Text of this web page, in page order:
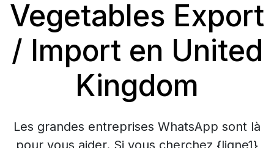
Vegetables Export
/ Import en United
Kingdom
Les grandes entreprises WhatsApp sont là
pour vous aider. Si vous cherchez {ligne1}